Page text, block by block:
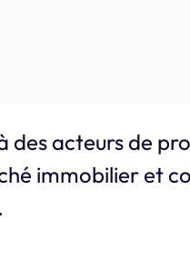
des acteurs de
immobilier et